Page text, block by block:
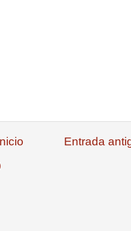
Entrada